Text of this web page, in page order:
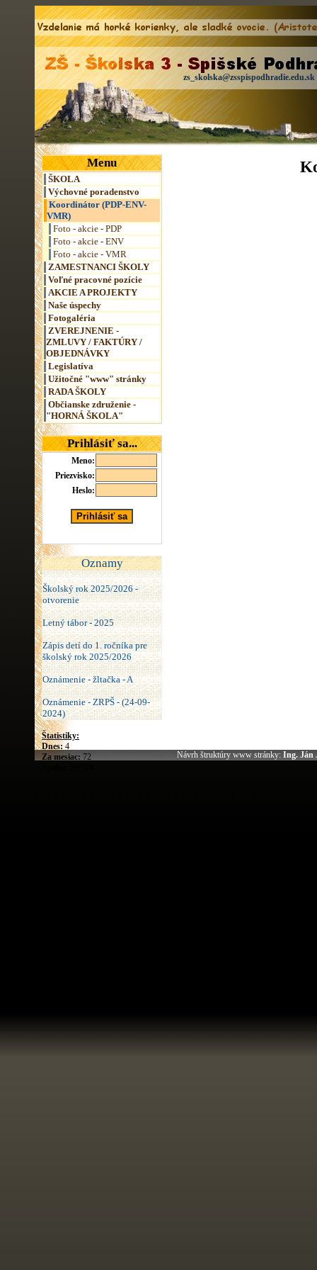
zs_skolska@zsspispodhradie.edu.sk
Menu
ŠKOLA
Výchovné poradenstvo
Koordinátor (PDP-ENV-
VMR)
Foto - akcie - PDP
Foto - akcie - ENV
Foto - akcie - VMR
ZAMESTNANCI ŠKOLY
Voľné pracovné pozície
AKCIE A PROJEKTY
Naše úspechy
Fotogaléria
ZVEREJNENIE -
ZMLUVY / FAKTÚRY /
OBJEDNÁVKY
Legislatíva
Užitočné "www" stránky
RADA ŠKOLY
Občianske združenie -
"HORNÁ ŠKOLA"
Prihlásiť sa...
Meno:
Priezvisko:
Heslo:
Oznamy
Školský rok 2025/2026 -
otvorenie
Letný tábor - 2025
Zápis detí do 1. ročníka pre
školský rok 2025/2026
Oznámenie - žltačka - A
Oznámenie - ZRPŠ - (24-09-
2024)
Štatistiky:
Dnes: 4
Za mesiac: 72
Návrh štruktúry www stránky: Ing. Ján